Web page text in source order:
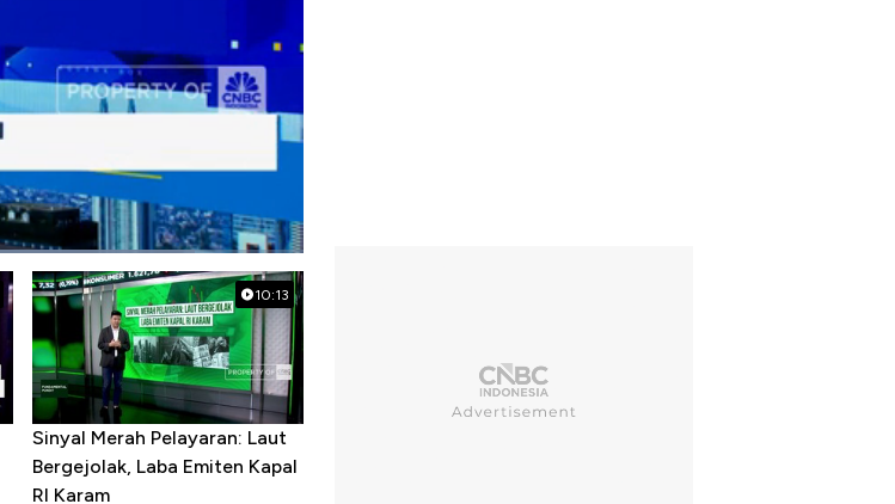
10:13
Sinyal Merah Pelayaran: Laut
Bergejolak, Laba Emiten Kapal
RI Karam